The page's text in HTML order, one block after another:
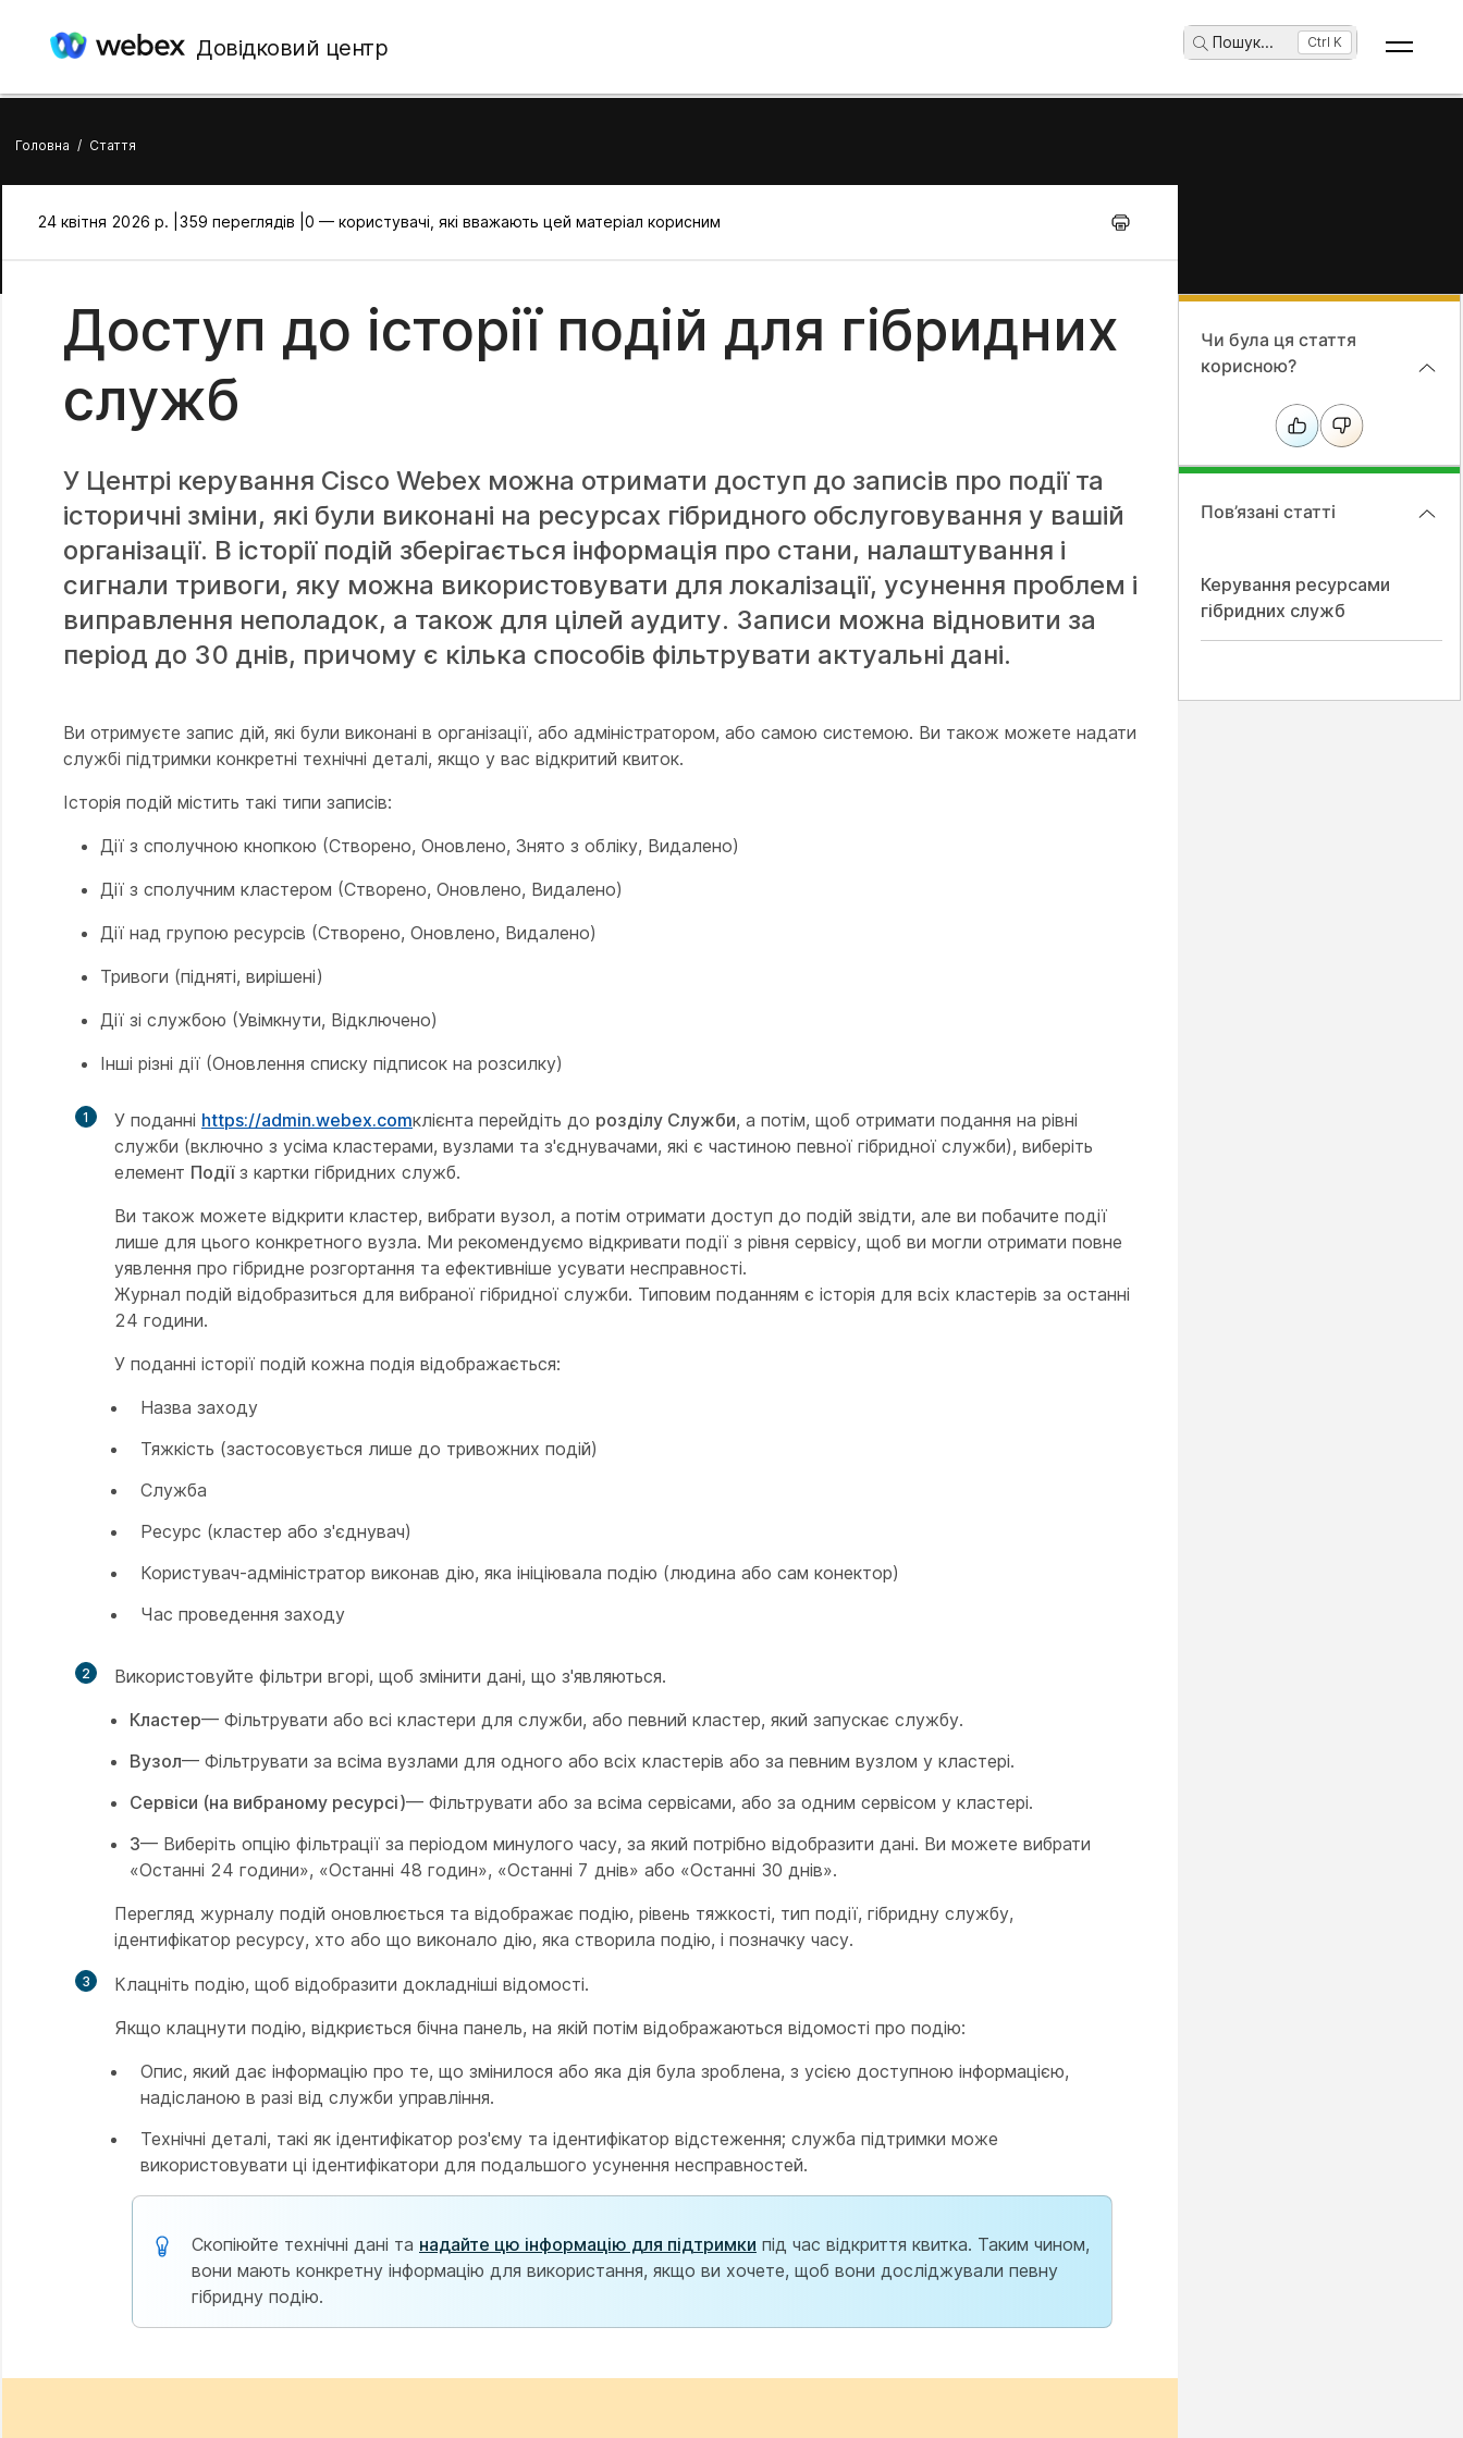
Довідковий центр Пошук... Ctrl K
Головна / Стаття
24 квітня 2026 р. | 359 переглядів | 0 — користувачі, які вважають цей матеріал корисним
Доступ до історії подій для гібридних
служб
У Центрі керування Cisco Webex можна отримати доступ до записів про події та
історичні зміни, які були виконані на ресурсах гібридного обслуговування у вашій
організації. В історії подій зберігається інформація про стани, налаштування і
сигнали тривоги, яку можна використовувати для локалізації, усунення проблем і
виправлення неполадок, а також для цілей аудиту. Записи можна відновити за
період до 30 днів, причому є кілька способів фільтрувати актуальні дані.
Ви отримуєте запис дій, які були виконані в організації, або адміністратором, або самою системою. Ви також можете надати
службі підтримки конкретні технічні деталі, якщо у вас відкритий квиток.
Історія подій містить такі типи записів:
Дії з сполучною кнопкою (Створено, Оновлено, Знято з обліку, Видалено)
Дії з сполучним кластером (Створено, Оновлено, Видалено)
Дії над групою ресурсів (Створено, Оновлено, Видалено)
Тривоги (підняті, вирішені)
Дії зі службою (Увімкнути, Відключено)
Інші різні дії (Оновлення списку підписок на розсилку)
1 У поданні https://admin.webex.comклієнта перейдіть до розділу Служби, а потім, щоб отримати подання на рівні
служби (включно з усіма кластерами, вузлами та з'єднувачами, які є частиною певної гібридної служби), виберіть
елемент Подіїз картки гібридних служб.
Ви також можете відкрити кластер, вибрати вузол, а потім отримати доступ до подій звідти, але ви побачите події
лише для цього конкретного вузла. Ми рекомендуємо відкривати події з рівня сервісу, щоб ви могли отримати повне
уявлення про гібридне розгортання та ефективніше усувати несправності.
Журнал подій відобразиться для вибраної гібридної служби. Типовим поданням є історія для всіх кластерів за останні
24 години.
У поданні історії подій кожна подія відображається:
Назва заходу
Тяжкість (застосовується лише до тривожних подій)
Служба
Ресурс (кластер або з'єднувач)
Користувач-адміністратор виконав дію, яка ініціювала подію (людина або сам конектор)
Час проведення заходу
2
Використовуйте фільтри вгорі, щоб змінити дані, що з'являються.
Кластер— Фільтрувати або всі кластери для служби, або певний кластер, який запускає службу.
Вузол— Фільтрувати за всіма вузлами для одного або всіх кластерів або за певним вузлом у кластері.
Сервіси (на вибраному ресурсі)— Фільтрувати або за всіма сервісами, або за одним сервісом у кластері.
З— Виберіть опцію фільтрації за періодом минулого часу, за який потрібно відобразити дані. Ви можете вибрати
«Останні 24 години», «Останні 48 годин», «Останні 7 днів» або «Останні 30 днів».
Перегляд журналу подій оновлюється та відображає подію, рівень тяжкості, тип події, гібридну службу,
ідентифікатор ресурсу, хто або що виконало дію, яка створила подію, і позначку часу.
3
Клацніть подію, щоб відобразити докладніші відомості.
Якщо клацнути подію, відкриється бічна панель, на якій потім відображаються відомості про подію:
Опис, який дає інформацію про те, що змінилося або яка дія була зроблена, з усією доступною інформацією,
надісланою в разі від служби управління.
Технічні деталі, такі як ідентифікатор роз'єму та ідентифікатор відстеження; служба підтримки може
використовувати ці ідентифікатори для подальшого усунення несправностей.
Скопіюйте технічні дані та надайте цю інформацію для підтримки під час відкриття квитка. Таким чином,
вони мають конкретну інформацію для використання, якщо ви хочете, щоб вони досліджували певну
гібридну подію.
Чи була ця стаття
корисною?
Пов’язані статті
Керування ресурсами
гібридних служб